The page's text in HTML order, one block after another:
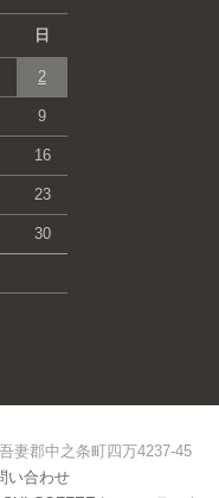
日
2
9
16
23
30
妻郡中之条町四万4237-45
い合わせ